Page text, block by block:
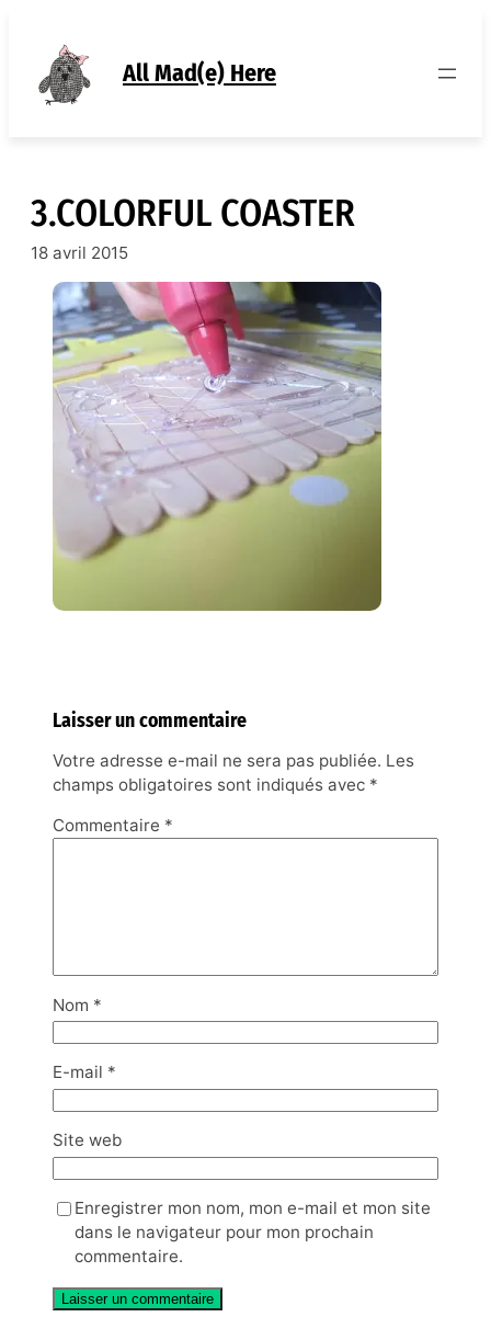
contenu
All Mad(e) Here
3.COLORFUL COASTER
18 avril 2015
Laisser un commentaire
Votre adresse e-mail ne sera pas publiée. Les
champs obligatoires sont indiqués avec *
Commentaire *
Nom *
E-mail *
Site web
Enregistrer mon nom, mon e-mail et mon site
dans le navigateur pour mon prochain
commentaire.